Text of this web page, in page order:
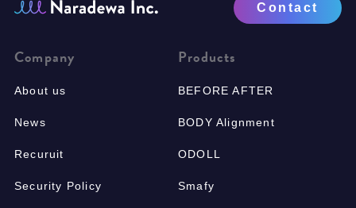
Contact
Company
About us
News
Recuruit
Security Policy
Products
BEFORE AFTER
BODY Alignment
ODOLL
Smafy